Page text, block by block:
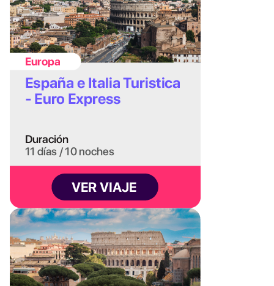
transporte público mensuales que son mucho
más económicos. Los gastos diarios de comida
y actividades sí serían proporcionales, pero los
grandes costos fijos se diluyen.